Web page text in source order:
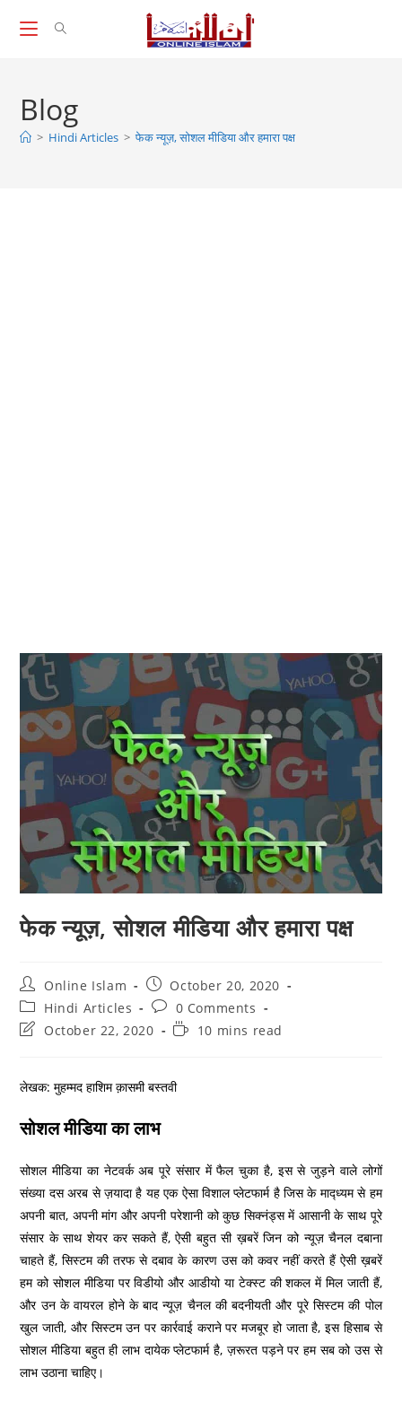
Blog
> Hindi Articles > फेक न्यूज़, सोशल मीडिया और हमारा पक्ष
फेक न्यूज़, सोशल मीडिया और हमारा पक्ष
Post
author:
Online Islam
Post
published:
October 20, 2020
Post
category:
Hindi Articles
Post
comments:
0 Comments
PostOctober 22, 2020
Reading10 mins read
लेखक: मुहम्मद हाशिम क़ासमी बस्तवी
सोशल मीडिया का लाभ
सोशल मीडिया का नेटवर्क अब पूरे संसार में फैल चुका है, इस से जुड़ने वाले लोगों
संख्या दस अरब से ज़यादा है यह एक ऐसा विशाल प्लेटफार्म है जिस के माद्ध्यम से हम
अपनी बात, अपनी मांग और अपनी परेशानी को कुछ सिक्नंड्स में आसानी के साथ पूरे
संसार के साथ शेयर कर सकते हैं, ऐसी बहुत सी ख़बरें जिन को न्यूज़ चैनल दबाना
चाहते हैं, सिस्टम की तरफ से दबाव के कारण उस को कवर नहीं करते हैं ऐसी ख़बरें
हम को सोशल मीडिया पर विडीयो और आडीयो या टेक्स्ट की शकल में मिल जाती हैं,
और उन के वायरल होने के बाद न्यूज़ चैनल की बदनीयती और पूरे सिस्टम की पोल
खुल जाती, और सिस्टम उन पर कार्रवाई कराने पर मजबूर हो जाता है, इस हिसाब से
सोशल मीडिया बहुत ही लाभ दायेक प्लेटफार्म है, ज़रूरत पड़ने पर हम सब को उस से
लाभ उठाना चाहिए।